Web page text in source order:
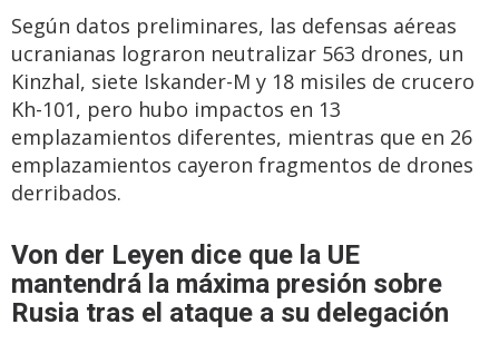
Según datos preliminares, las defensas aéreas
ucranianas lograron neutralizar 563 drones, un
Kinzhal, siete Iskander-M y 18 misiles de crucero
Kh-101, pero hubo impactos en 13
emplazamientos diferentes, mientras que en 26
emplazamientos cayeron fragmentos de drones
derribados.
Von der Leyen dice que la UE
mantendrá la máxima presión sobre
Rusia tras el ataque a su delegación